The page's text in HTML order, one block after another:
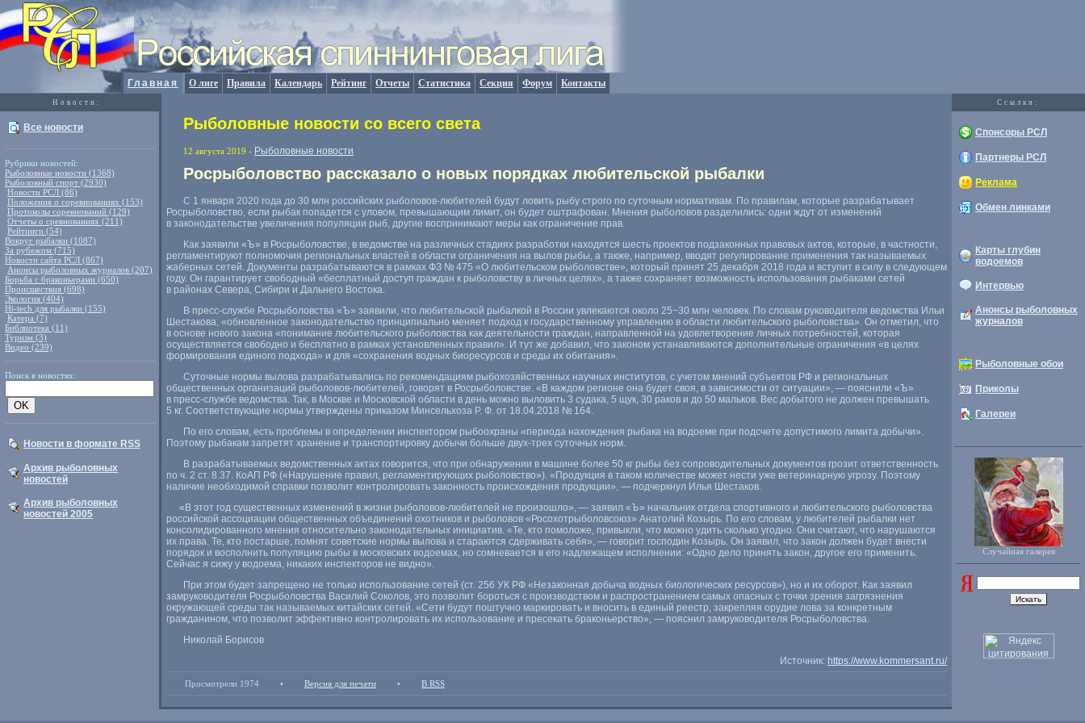
Главная О лиге Правила Календарь Рейтинг Отчеты Статистика Секция Форум Контакты
Новости: Cсылки:
Все новости
Рубрики новостей:
Рыболовные новости (1368)
Рыболовный спорт (2930)
Новости РСЛ (86)
Положения о соревнованиях (153)
Протоколы соревнований (129)
Отчеты о сревнованиях (211)
Рейтинги (54)
Вокруг рыбалки (1087)
За рубежом (715)
Новости сайта РСЛ (867)
Анонсы рыболовных журналов (207)
Борьба с браконьерами (650)
Происшествия (698)
Экология (404)
Hi-tech для рыбалки (155)
Катера (7)
Библиотека (11)
Туризм (3)
Видео (239)
Поиск в новостях:
Новости в формате RSS
Архив рыболовных
новостей
Архив рыболовных
новостей 2005
Рыболовные новости со всего света
12 августа 2019 - Рыболовные новости
Росрыболовство рассказало о новых порядках любительской рыбалки
С 1 января 2020 года до 30 млн российских рыболовов-любителей будут ловить рыбу строго по суточным нормативам. По правилам, которые разрабатывает
Росрыболовство, если рыбак попадется с уловом, превышающим лимит, он будет оштрафован. Мнения рыболовов разделились: одни ждут от изменений
в законодательстве увеличения популяции рыб, другие воспринимают меры как ограничение прав.
Как заявили «Ъ» в Росрыболовстве, в ведомстве на различных стадиях разработки находятся шесть проектов подзаконных правовых актов, которые, в частности,
регламентируют полномочия региональных властей в области ограничения на вылов рыбы, а также, например, вводят регулирование применения так называемых
жаберных сетей. Документы разрабатываются в рамках ФЗ № 475 «О любительском рыболовстве», который принят 25 декабря 2018 года и вступит в силу в следующем
году. Он гарантирует свободный «бесплатный доступ граждан к рыболовству в личных целях», а также сохраняет возможность использования рыбаками сетей
в районах Севера, Сибири и Дальнего Востока.
В пресс-службе Росрыболовства «Ъ» заявили, что любительской рыбалкой в России увлекаются около 25−30 млн человек. По словам руководителя ведомства Ильи
Шестакова, «обновленное законодательство принципиально меняет подход к государственному управлению в области любительского рыболовства». Он отметил, что
в основе нового закона «понимание любительского рыболовства как деятельности граждан, направленной на удовлетворение личных потребностей, которая
осуществляется свободно и бесплатно в рамках установленных правил». И тут же добавил, что законом устанавливаются дополнительные ограничения «в целях
формирования единого подхода» и для «сохранения водных биоресурсов и среды их обитания».
Суточные нормы вылова разрабатывались по рекомендациям рыбохозяйственных научных институтов, с учетом мнений субъектов РФ и региональных
общественных организаций рыболовов-любителей, говорят в Росрыболовстве. «В каждом регионе она будет своя, в зависимости от ситуации», — пояснили «Ъ»
в пресс-службе ведомства. Так, в Москве и Московской области в день можно выловить 3 судака, 5 щук, 30 раков и до 50 мальков. Вес добытого не должен превышать
5 кг. Соответствующие нормы утверждены приказом Минсельхоза Р. Ф. от 18.04.2018 № 164.
По его словам, есть проблемы в определении инспектором рыбоохраны «периода нахождения рыбака на водоеме при подсчете допустимого лимита добычи».
Поэтому рыбакам запретят хранение и транспортировку добычи больше двух-трех суточных норм.
В разрабатываемых ведомственных актах говорится, что при обнаружении в машине более 50 кг рыбы без сопроводительных документов грозит ответственность
по ч. 2 ст. 8.37. КоАП РФ («Нарушение правил, регламентирующих рыболовство»). «Продукция в таком количестве может нести уже ветеринарную угрозу. Поэтому
наличие необходимой справки позволит контролировать законность происхождения продукции», — подчеркнул Илья Шестаков.
« В этот год существенных изменений в жизни рыболовов-любителей не произошло», — заявил «Ъ» начальник отдела спортивного и любительского рыболовства
российской ассоциации общественных объединений охотников и рыболовов « Росохотрыболовсоюз» Анатолий Козырь. По его словам, у любителей рыбалки нет
консолидированного мнения относительно законодательных инициатив. «Те, кто помоложе, привыкли, что можно удить сколько угодно. Они считают, что нарушаются
их права. Те, кто постарше, помнят советские нормы вылова и стараются сдерживать себя», — говорит господин Козырь. Он заявил, что закон должен будет внести
порядок и восполнить популяцию рыбы в московских водоемах, но сомневается в его надлежащем исполнении: «Одно дело принять закон, другое его применить.
Сейчас я сижу у водоема, никаких инспекторов не видно».
При этом будет запрещено не только использование сетей (ст. 256 УК РФ «Незаконная добыча водных биологических ресурсов»), но и их оборот. Как заявил
замруководителя Росрыболовства Василий Соколов, это позволит бороться с производством и распространением самых опасных с точки зрения загрязнения
окружающей среды так называемых китайских сетей. «Сети будут поштучно маркировать и вносить в единый реестр, закрепляя орудие лова за конкретным
гражданином, что позволит эффективно контролировать их использование и пресекать браконьерство», — пояснил замруководителя Росрыболовства.
Николай Борисов
Источник: https://www.kommersant.ru/
Просмотрели 1974 • Версия для печати • В RSS
Спонсоры РСЛ
Партнеры РСЛ
Реклама
Обмен линками
Карты глубин
водоемов
Интервью
Анонсы рыболовных
журналов
Рыболовные обои
Приколы
Галереи
Случайная галерея